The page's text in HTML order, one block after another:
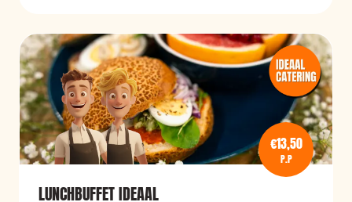
€13,50
P.P
LUNCHBUFFET IDEAAL